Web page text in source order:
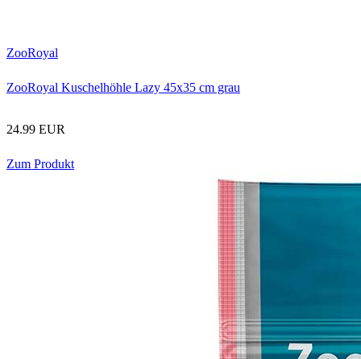
ZooRoyal
ZooRoyal Kuschelhöhle Lazy 45x35 cm grau
24.99 EUR
Zum Produkt